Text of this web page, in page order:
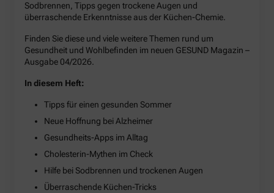
Sodbrennen, Tipps gegen trockene Augen und
überraschende Erkenntnisse aus der Küchen-Chemie.
Finden Sie diese und viele weitere Themen rund um
Gesundheit und Wohlbefinden im neuen GESUND Magazin –
Ausgabe 04/2026.
In diesem Heft:
Tipps für einen gesunden Sommer
Neue Hoffnung bei Alzheimer
Gesundheits-Apps im Alltag
Cholesterin-Mythen im Check
Hilfe bei Sodbrennen und trockenen Augen
Überraschende Küchen-Tricks